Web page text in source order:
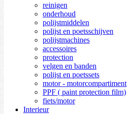
reinigen
onderhoud
polijstmiddelen
polijst en poetsschijven
polijstmachines
accessoires
protection
velgen en banden
polijst en poetssets
motor - motorcompartiment
PPF ( paint protection film)
fiets/motor
Interieur